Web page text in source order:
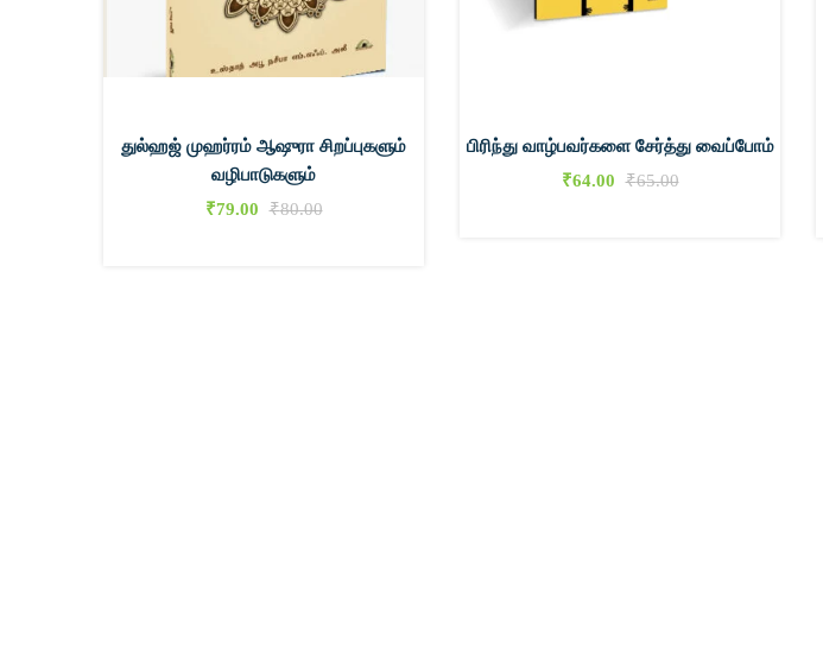
துல்ஹஜ் முஹர்ரம் ஆஷுரா சிறப்புகளும்
வழிபாடுகளும்
₹79.00 ₹80.00
பிரிந்து வாழ்பவர்களை சேர்த்து வைப்போம்
₹64.00 ₹65.00